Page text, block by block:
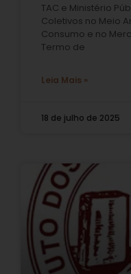
TAC e Ministério
Coletivos no Meio
Consumo e no
Termo de
Leia Mais »
18 de julho de 2025